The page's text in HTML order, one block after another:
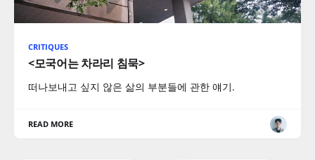
CRITIQUES
​<모국어는 차라리 침묵>
떠나보내고 싶지 않은 삶의 부분들에 관한 얘기.
READ MORE